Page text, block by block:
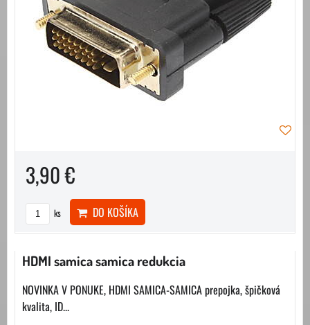
3,90 €
ks DO KOŠÍKA
HDMI samica samica redukcia
NOVINKA V PONUKE, HDMI SAMICA-SAMICA prepojka, špičková
kvalita, ID...